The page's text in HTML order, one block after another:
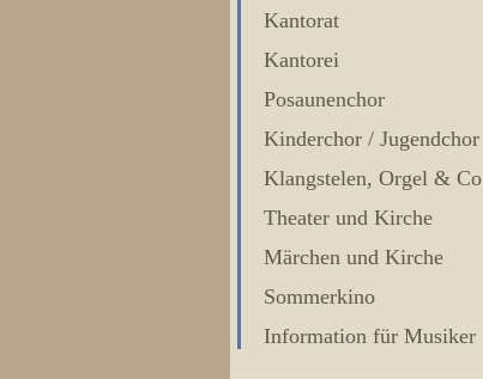
Kantorat
Kantorei
Posaunenchor
Kinderchor / Jugendchor
Klangstelen, Orgel & Co
Theater und Kirche
Märchen und Kirche
Sommerkino
Information für Musiker